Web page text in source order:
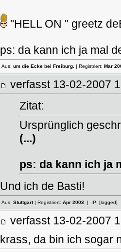
"HELL ON " greetz
ps: da kann ich ja mal
Aus: um die Ecke bei Freiburg.| Registriert: Mar
verfasst 13-02-
Zitat:
Ursprünglich
(...)
ps: da kann ich ja
Und ich de Basti!
Aus: Stuttgart| Registriert: Apr 2003| IP: [logged]
verfasst 13-02-
krass, da bin ich sogar